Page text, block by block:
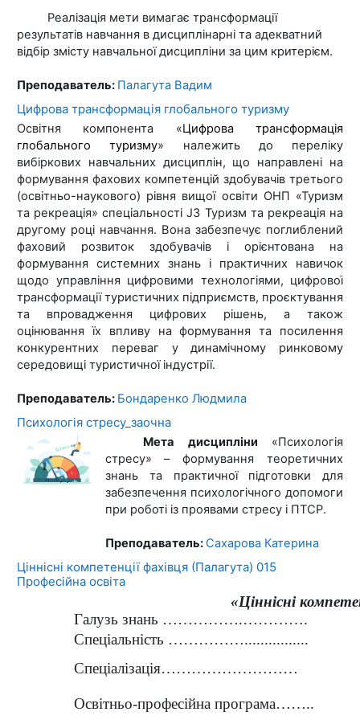
Реалізація мети вимагає трансформації
результатів навчання в дисциплінарні та адекватний
відбір змісту навчальної дисципліни за цим критерієм.
Преподаватель: Палагута Вадим
Цифрова трансформація глобального туризму
Освітня компонента «Цифрова трансформація
глобального туризму» належить до переліку
вибіркових навчальних дисциплін, що направлені на
формування фахових компетенцій здобувачів третього
(освітньо-наукового) рівня вищої освіти ОНП «Туризм
та рекреація» спеціальності J3 Туризм та рекреація на
другому році навчання. Вона забезпечує поглиблений
фаховий розвиток здобувачів і орієнтована на
формування системних знань і практичних навичок
щодо управління цифровими технологіями, цифрової
трансформації туристичних підприємств, проєктування
та впровадження цифрових рішень, а також
оцінювання їх впливу на формування та посилення
конкурентних переваг у динамічному ринковому
середовищі туристичної індустрії.
Преподаватель: Бондаренко Людмила
Психологія стресу_заочна
Мета дисципліни «Психологія
стресу» – формування теоретичних
знань та практичної підготовки для
забезпечення психологічного допомоги
при роботі із проявами стресу і ПТСР.
Преподаватель:Сахарова Катерина
Ціннісні компетенції фахівця (Палагута) 015
Професійна освіта
«Ціннісні
Галузь знань …………….………….
Спеціальність ……………................
Спеціалізація………………………
Освітньо-професійна програма……..